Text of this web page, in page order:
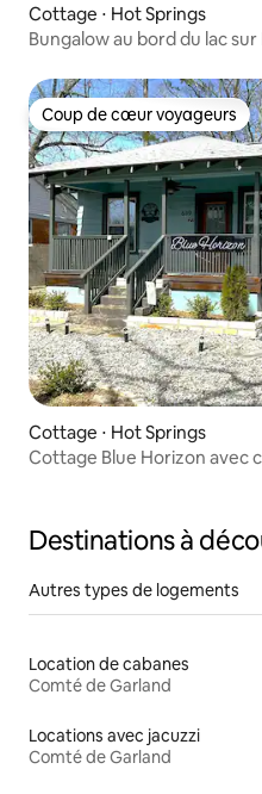
Cottage ⋅ Hot Springs
Bungalow au bord du lac
Coup de cœur voyageurs
Coup de cœur voyageurs
Cottage ⋅ Hot Springs
Cottage Blue Horizon avec
Destinations à
Autres types de logements
Location de cabanes
Comté de Garland
Locations avec jacuzzi
Comté de Garland